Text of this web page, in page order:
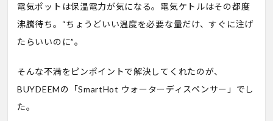
電気ポットは保温電力が気になる。電気ケトルはその都度
沸騰待ち。“ちょうどいい温度を必要な量だけ、すぐに注げ
たらいいのに”。
そんな不満をピンポイントで解決してくれたのが、
BUYDEEMの「SmartHot ウォーターディスペンサー」でし
た。